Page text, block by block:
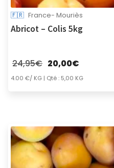
🇫🇷 France- Mouriès
Abricot – Colis 5kg
24,95€ 20,00€
4.00 €/ KG| Qté : 5,00 KG